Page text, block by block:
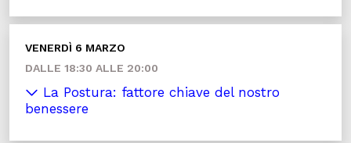
VENERDÌ 6 MARZO
DALLE 18:30 ALLE 20:00
La Postura: fattore chiave del nostro
benessere